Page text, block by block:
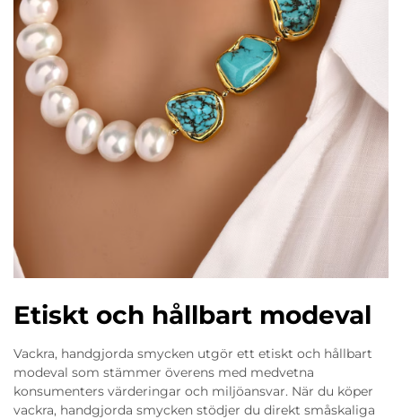
Etiskt och hållbart modeval
Vackra, handgjorda smycken utgör ett etiskt och hållbart
modeval som stämmer överens med medvetna
konsumenters värderingar och miljöansvar. När du köper
vackra, handgjorda smycken stödjer du direkt småskaliga